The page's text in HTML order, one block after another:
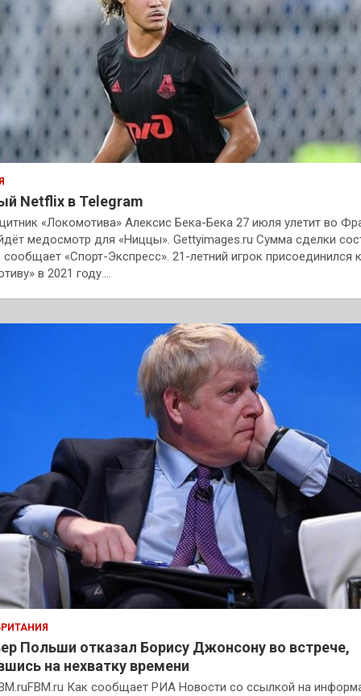
Netflix в Telegram
«Локомотива» Алексис Бека-Бека 27 июля улетит во
медосмотр для «Ниццы». Gettyimages.ru Сумма сделки
сообщает «Спорт-Экспресс». 21-летний игрок присоединился к
в 2021 году.…
Польши отказал Борису Джонсону во встрече,
на нехватку времени
Как сообщает РИА Новости со ссылкой на